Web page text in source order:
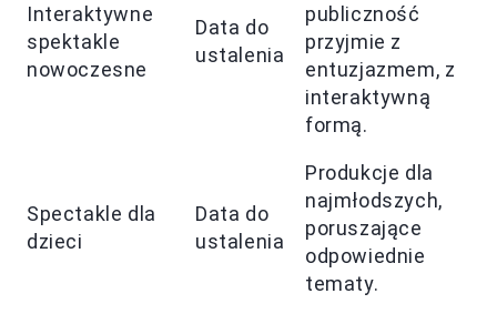
Interaktywne
spektakle
nowoczesne
Data do
ustalenia
publiczność
przyjmie z
entuzjazmem, z
interaktywną
formą.
Spectakle dla
dzieci
Data do
ustalenia
Produkcje dla
najmłodszych,
poruszające
odpowiednie
tematy.